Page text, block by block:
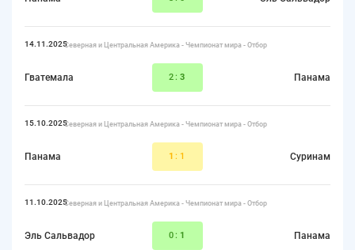
14.11.2025Северная и Центральная Америка - Чемпионат мира - Отбор
Гватемала 2: 3 Панама
15.10.2025Северная и Центральная Америка - Чемпионат мира - Отбор
Панама 1:1 Суринам
11.10.2025Северная и Центральная Америка - Чемпионат мира - Отбор
Эль Сальвадор 0: 1 Панама